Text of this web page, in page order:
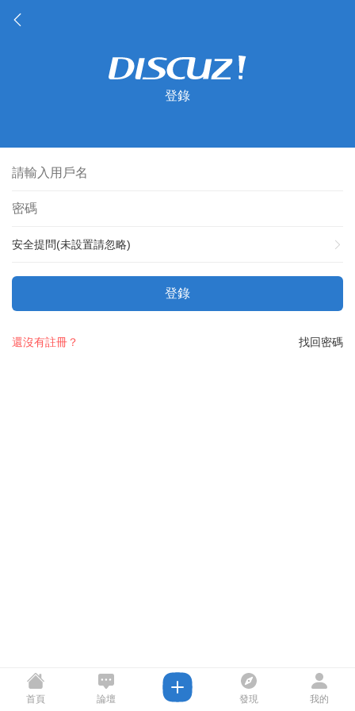
登錄
安全提問(未設置請忽略)
登錄
找回密碼
還沒有註冊？
首頁 論壇 發現 我的